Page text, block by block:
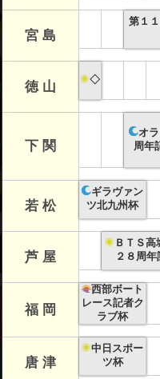
宮 島
第１
徳 山 ◇
下 関
オ
周年
若 松
ギラヴァン
ツ北九州杯
芦 屋
ＢＴＳ高
２８周年
福 岡
西部ボート
レース記者ク
ラブ杯
唐 津
中日スポー
ツ杯